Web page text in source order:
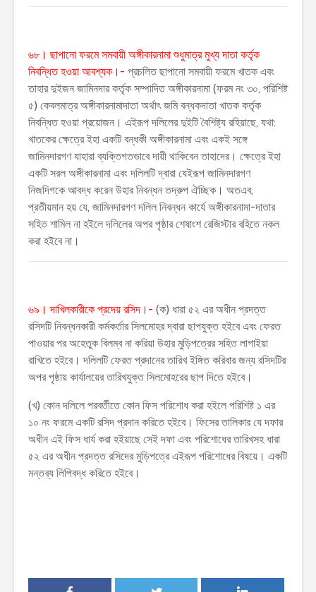
৬৮। ছাপানো ফরমে সমবায়ী অঙ্গীকারনামা শুধুমাত্র মুখ্য দাতা কর্তৃক
নিবন্ধিত হওয়া আবশ্যক।- প্রচলিত ছাপানো সমবায়ী ফরমে খাতক এবং
তাহার দুইজন জামিনদার কর্তৃক সম্পাদিত অঙ্গীকারনামা (ফরম নং ৩০, পরিশিষ্ট
৫) কেবলমাত্র অঙ্গীকারনামাদাতা অর্থাৎ জমি বন্ধকদাতা খাতক কর্তৃক
নিবন্ধিত হওয়া প্রয়োজন। এইরূপ দলিলের দুইটি বৈশিষ্ট্য রহিয়াছে, যথা:
খাতকের ক্ষেত্রে ইহা একটি বন্ধকী অঙ্গীকারনামা এবং একই সঙ্গে
জামিনদারগণ যাহারা ব্যক্তিগতভাবে দায়ী থাকিবেন তাহাদের। ক্ষেত্রে ইহা
একটি সরল অঙ্গীকারনামা এবং দলিলটি দ্বারা যেইরূপ জামিনদারগণ
নিজদিগকে আবদ্ধ করেন উহার নিবন্ধন তদ্রুপ ঐচ্ছিক। অতএব,
প্রতীয়মান হয় যে, জামিনদারগণ দলিল নিবন্ধন কার্যে অঙ্গীকারনামা-দাতার
সহিত শামিল না হইলে দলিলের অপর পৃষ্ঠার শেষাংশ রেজিস্টার বহিতে নকল
করা হইবে না।
৬৯। দাখিলকারীকে প্রদেয় রসিদ।- (ক) ধারা ৫২ এর অধীন প্রদত্ত
রসিদটি নিবন্ধনকারী কর্মকর্তার সিলমােহর দ্বারা ছাপযুক্ত হইবে এবং ফেরত
পাওয়ার পর অহেতুক বিলম্ব না করিয়া উহার মুড়িপত্রের সহিত লাগাইয়া
রাখিতে হইবে। দলিলটি ফেরত প্রদানের তারিখ ইঙ্গিত করিবার জন্য রসিদটির
অপর পৃষ্ঠায় কার্যালয়ের তারিখযুক্ত সিলমোহরের ছাপ দিতে হইবে।
(খ) কোন দলিলে পরবর্তীতে কোন ফিস পরিশোধ করা হইলে পরিশিষ্ট ১ এর
১০ নং ফরমে একটি রসিদ প্রদান করিতে হইবে। ফিসের তালিকার যে দফার
অধীন এই ফিস ধার্য করা হইয়াছে সেই দফা এবং পরিশোধের তারিখসহ ধারা
৫২ এর অধীন প্রদত্ত রসিদের মুড়িপত্রে এইরূপ পরিশোধের বিষয়ে। একটি
মন্তব্য লিপিবদ্ধ করিতে হইবে।